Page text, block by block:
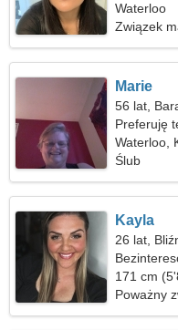
Waterloo
Związek
Marie
56 lat,
Preferuję
Waterloo,
Ślub
Kayla
26 lat,
171 cm
Poważny